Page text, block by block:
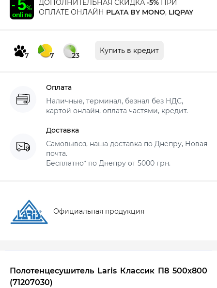
ДОПОЛНИТЕЛЬНАЯ СКИДКА -5% ПРИ
ОПЛАТЕ ОНЛАЙН PLATA BY MONO, LIQPAY
7 7 23
Купить в кредит
Оплата
Наличные, терминал, безнал без НДС,
картой онлайн, оплата частями, кредит.
Доставка
Самовывоз, наша доставка по Днепру, Новая
почта.
Бесплатно* по Днепру от 5000 грн.
Официальная продукция
Полотенцесушитель Laris Классик П8 500х800
(71207030)